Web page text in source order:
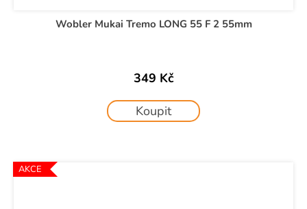
Wobler Mukai Tremo LONG 55 F 2 55mm
349 Kč
Koupit
AKCE